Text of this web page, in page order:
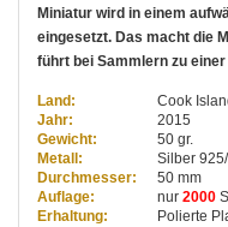
Miniatur wird in einem
eingesetzt. Das macht die
führt bei Sammlern zu
Land:
Cook
Jahr:
2015
Gewicht:
50 gr.
Metall:
Silber
Durchmesser:
50 mm
Auflage:
nur 2000
Erhaltung:
Polierte